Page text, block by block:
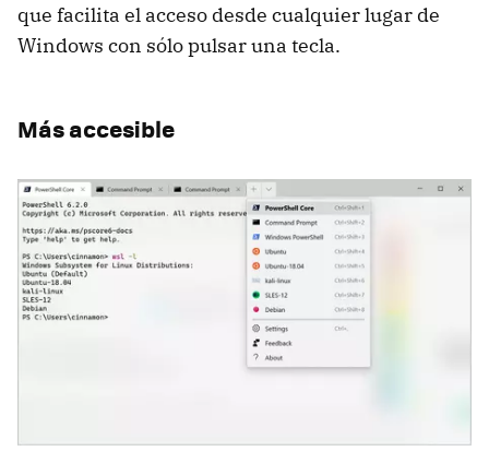
que facilita el acceso desde cualquier lugar de
Windows con sólo pulsar una tecla.
Más accesible